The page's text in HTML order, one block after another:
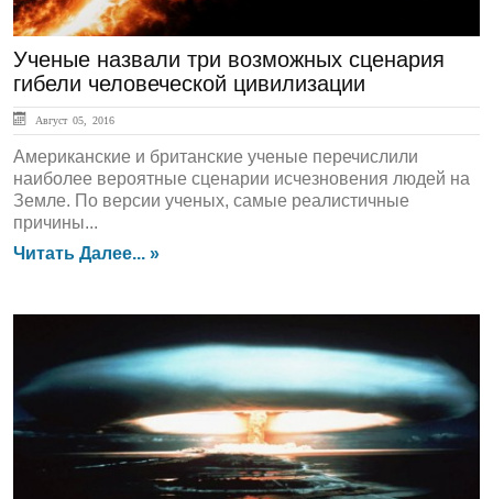
Ученые назвали три возможных сценария
гибели человеческой цивилизации
Август 05, 2016
Американские и британские ученые перечислили
наиболее вероятные сценарии исчезновения людей на
Земле. По версии ученых, самые реалистичные
причины...
Читать Далее... »